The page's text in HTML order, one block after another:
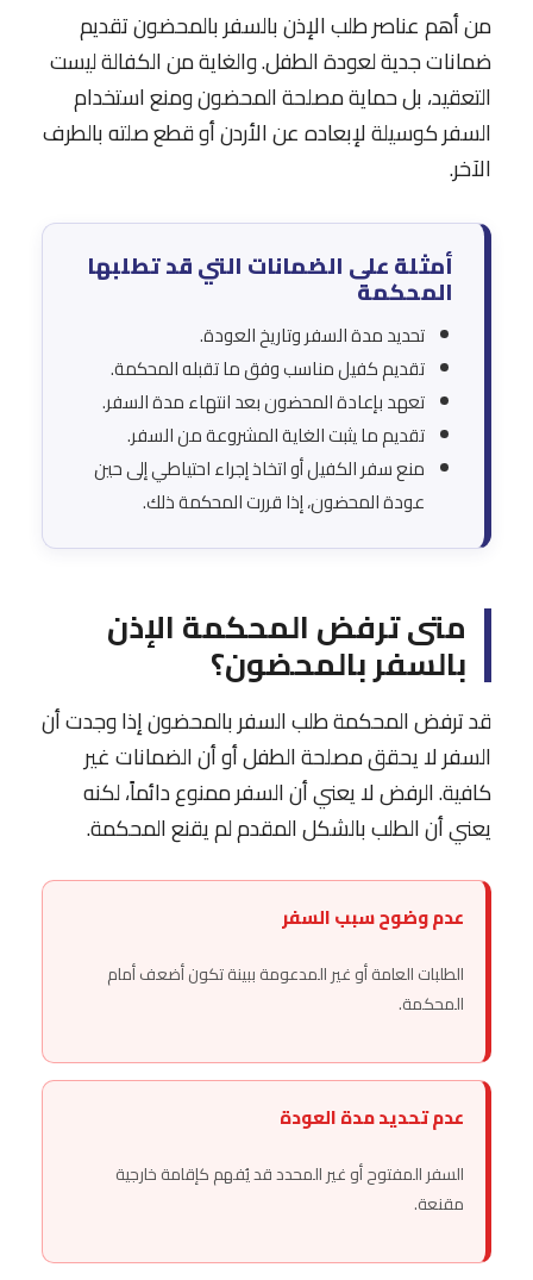
من أهم عناصر طلب الإذن بالسفر بالمحضون تقديم
ضمانات جدية لعودة الطفل. والغاية من الكفالة ليست
التعقيد، بل حماية مصلحة المحضون ومنع استخدام
السفر كوسيلة لإبعاده عن الأردن أو قطع صلته بالطرف
الآخر.
أمثلة على الضمانات التي قد تطلبها
المحكمة
تحديد مدة السفر وتاريخ العودة.
تقديم كفيل مناسب وفق ما تقبله المحكمة.
تعهد بإعادة المحضون بعد انتهاء مدة السفر.
تقديم ما يثبت الغاية المشروعة من السفر.
منع سفر الكفيل أو اتخاذ إجراء احتياطي إلى حين
عودة المحضون، إذا قررت المحكمة ذلك.
متى ترفض المحكمة الإذن
بالسفر بالمحضون؟
قد ترفض المحكمة طلب السفر بالمحضون إذا وجدت أن
السفر لا يحقق مصلحة الطفل أو أن الضمانات غير
كافية. الرفض لا يعني أن السفر ممنوع دائماً، لكنه
يعني أن الطلب بالشكل المقدم لم يقنع المحكمة.
عدم وضوح سبب السفر
الطلبات العامة أو غير المدعومة ببينة تكون أضعف أمام
المحكمة.
عدم تحديد مدة العودة
السفر المفتوح أو غير المحدد قد يُفهم كإقامة خارجية
مقنعة.